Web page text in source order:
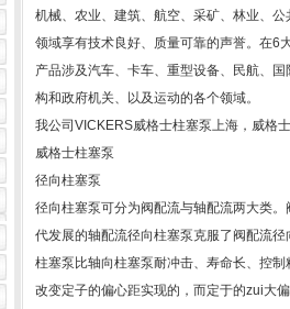
机械、农业、建筑、航空、采矿、林业、
领域享有技术良好、质量可靠的声誉。在6
产品涉及汽车、卡车、重型设备、民航、
构和政府机关、以及运动的各个领域。
我公司VICKERS威格士柱塞泵上海，威格
威格士柱塞泵
径向柱塞泵
径向柱塞泵可分为阀配流与轴配流两大类
代发展的轴配流径向柱塞泵克服了阀配流
柱塞泵比轴向柱塞泵耐冲击、寿命长、控
改变定子的偏心距实现的，而定于的zui大